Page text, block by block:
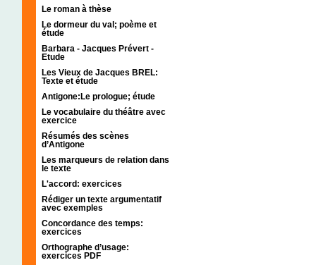
Le roman à thèse
Le dormeur du val; poème et
étude
Barbara - Jacques Prévert -
Etude
Les Vieux de Jacques BREL:
Texte et étude
Antigone:Le prologue; étude
Le vocabulaire du théâtre avec
exercice
Résumés des scènes
d’Antigone
Les marqueurs de relation dans
le texte
L'accord: exercices
Rédiger un texte argumentatif
avec exemples
Concordance des temps:
exercices
Orthographe d’usage:
exercices PDF